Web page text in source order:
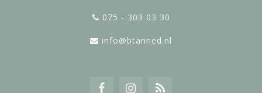
075 - 303 03 30
info@btanned.nl